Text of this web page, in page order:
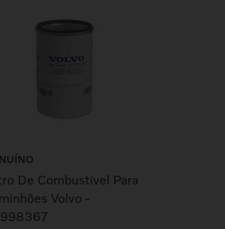
De Combustível Para
Volvo -